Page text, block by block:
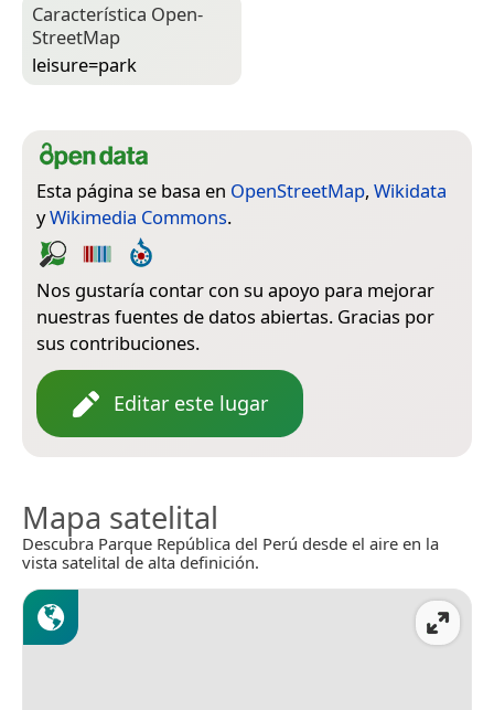
Característica Open­
Street­Map
leisure=­park
Esta página se basa en OpenStreetMap, Wikidata
yWikimedia Commons.
Nos gustaría contar con su apoyo para mejorar
nuestras fuentes de datos abiertas. Gracias por
sus contribuciones.
Editar este lugar
Mapa satelital
Descubra Parque República del Perú desde el aire en la
vista satelital de alta definición.